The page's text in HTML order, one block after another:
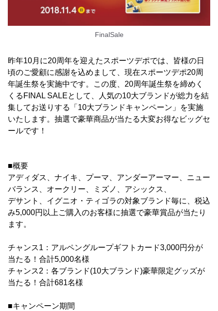
FinalSale
昨年10月に20周年を迎えたスポーツデポでは、皆様の日
頃のご愛顧に感謝を込めまして、現在スポーツデポ20周
年誕生祭を実施中です。この度、20周年誕生祭を締めく
くるFINAL SALEとして、人気の10大ブランドが総力を結
集してお送りする「10大ブランドキャンペーン」を実施
いたします。抽選で豪華商品が当たる大変お得なビッグセ
ールです！
■概要
アディダス、ナイキ、プーマ、アンダーアーマー、ニュー
バランス、オークリー、ミズノ、アシックス、
デサント、イグニオ・ティゴラの対象ブランド毎に、税込
み5,000円以上ご購入のお客様に抽選で豪華賞品が当たり
ます。
チャンス1：アルペングループギフトカード3,000円分が
当たる！合計5,000名様
チャンス2：各ブランド(10大ブランド)豪華限定グッズが
当たる！合計681名様
■キャンペーン期間